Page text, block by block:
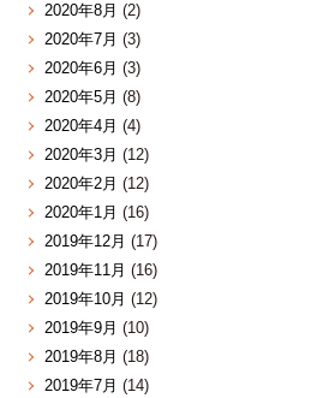
2020年8月 (2)
2020年7月 (3)
2020年6月 (3)
2020年5月 (8)
2020年4月 (4)
2020年3月 (12)
2020年2月 (12)
2020年1月 (16)
2019年12月 (17)
2019年11月 (16)
2019年10月 (12)
2019年9月 (10)
2019年8月 (18)
2019年7月 (14)